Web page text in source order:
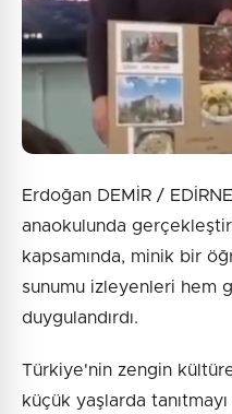
Erdoğan DEMİR /
anaokulunda
kapsamında, minik bir
sunumu izleyenleri hem
duygulandırdı.
Türkiye'nin zengin
küçük yaşlarda